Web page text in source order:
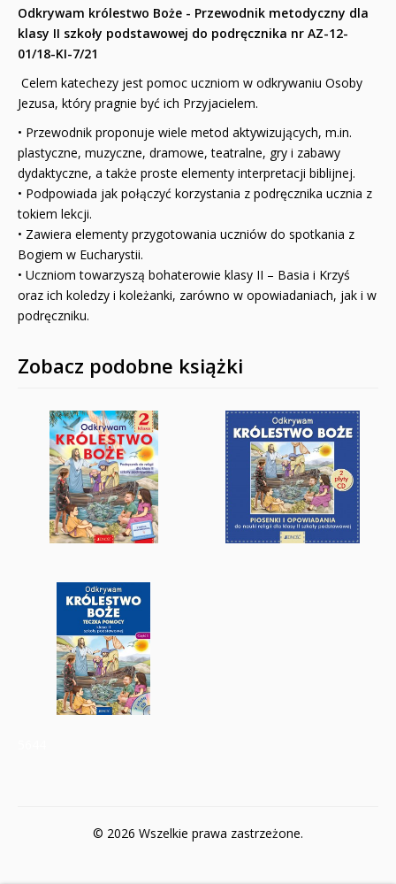
Odkrywam królestwo Boże - Przewodnik metodyczny dla
klasy II szkoły podstawowej do podręcznika nr AZ-12-
01/18-KI-7/21
Celem katechezy jest pomoc uczniom w odkrywaniu Osoby
Jezusa, który pragnie być ich Przyjacielem.
• Przewodnik proponuje wiele metod aktywizujących, m.in.
plastyczne, muzyczne, dramowe, teatralne, gry i zabawy
dydaktyczne, a także proste elementy interpretacji biblijnej.
• Podpowiada jak połączyć korzystania z podręcznika ucznia z
tokiem lekcji.
• Zawiera elementy przygotowania uczniów do spotkania z
Bogiem w Eucharystii.
• Uczniom towarzyszą bohaterowie klasy II – Basia i Krzyś
oraz ich koledzy i koleżanki, zarów­no w opowiadaniach, jak i w
podręczniku.
Zobacz podobne książki
© 2026 Wszelkie prawa zastrzeżone.